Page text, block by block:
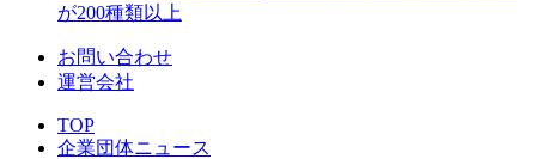
が200種類以上
お問い合わせ
運営会社
TOP
企業団体ニュース